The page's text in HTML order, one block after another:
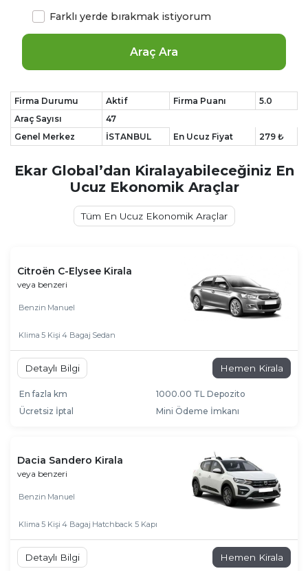
Araç Ara
Farklı yerde bırakmak istiyorum
Firma Durumu Aktif Firma Puanı
5.0
Araç Sayısı
47
Genel Merkez
İSTANBUL En Ucuz Fiyat 279 ₺
Ekar Global’dan Kiralayabileceğiniz En
Ucuz Ekonomik Araçlar
Tüm En Ucuz Ekonomik Araçlar
Citroën C-Elysee Kirala
veya benzeri
Benzin Manuel
Klima 5 Kişi 4 Bagaj Sedan
Detaylı Bilgi Hemen Kirala
En fazla km
1000.00 TL Depozito
Ücretsiz İptal
Mini Ödeme İmkanı
Dacia Sandero Kirala
veya benzeri
Benzin Manuel
Klima 5 Kişi 4 Bagaj Hatchback 5 Kapı
Detaylı Bilgi Hemen Kirala